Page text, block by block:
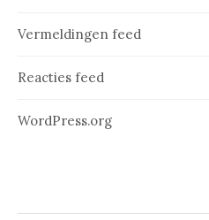
Vermeldingen feed
Reacties feed
WordPress.org